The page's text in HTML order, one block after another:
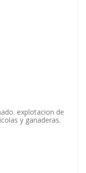
explotacion de
y ganaderas.
la empresa.